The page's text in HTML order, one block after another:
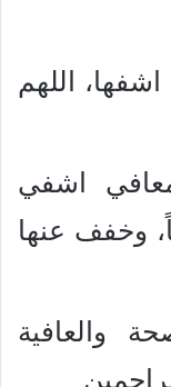
اللهم
اشفي
وخفف عنها
والعافية